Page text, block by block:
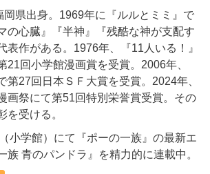
岡県出身。1969年に『ルルとミミ』で
の心臓』『半神』『残酷な神が支配す
表作がある。1976年、『11人いる！』
21回小学館漫画賞を受賞。2006年、
第27回日本ＳＦ大賞を受賞。2024年、
画祭にて第51回特別栄誉賞受賞。その
を受ける。
小学館）にて『ポーの一族』の最新エ
族 青のパンドラ』を精力的に連載中。